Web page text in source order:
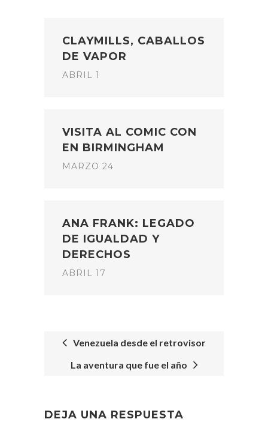
CLAYMILLS, CABALLOS
DE VAPOR
ABRIL 1
VISITA AL COMIC CON
EN BIRMINGHAM
MARZO 24
ANA FRANK: LEGADO
DE IGUALDAD Y
DERECHOS
ABRIL 17
POST
Venezuela desde el retrovisor
La aventura que fue el año
DEJA UNA RESPUESTA